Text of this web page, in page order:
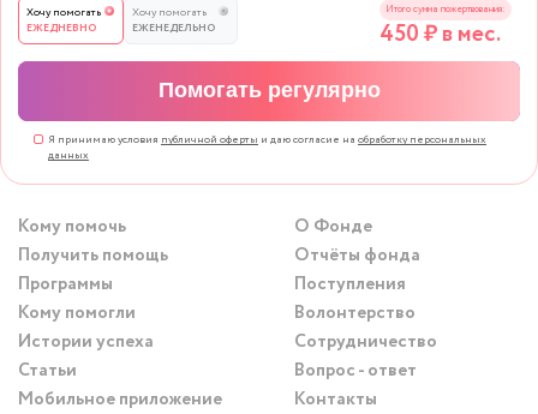
Хочу помогать
ЕЖЕДНЕВНО
Хочу помогать
ЕЖЕНЕДЕЛЬНО
Итого сумма пожертвования:
450₽ в мес.
Помогать регулярно
Я принимаю условия публичной оферты и даю согласие на обработку персональных
данных
Кому помочь
Получить помощь
Программы
Кому помогли
Истории успеха
Статьи
Мобильное приложение
О Фонде
Отчёты фонда
Поступления
Волонтерство
Сотрудничество
Вопрос - ответ
Контакты